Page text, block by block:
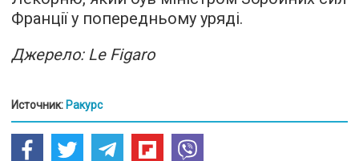
Франції у попередньому уряді.
Джерело: Le Figaro
Источник: Ракурс